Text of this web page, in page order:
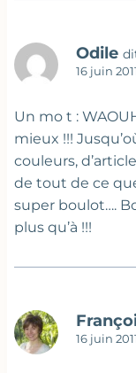
Odile
16 juin
Un mo t :
mieux !!!
couleurs,
de tout de ce
super boulot….
plus qu’à !!!
16 juin